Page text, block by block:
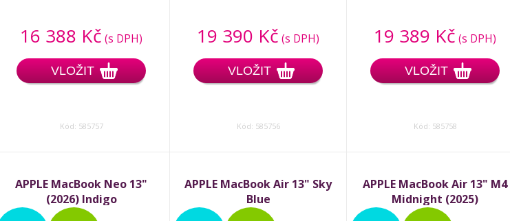
16 388 Kč (s DPH)
VLOŽIT
Kód: 585757
19 390 Kč (s DPH)
VLOŽIT
Kód: 585756
19 389 Kč (s DPH)
VLOŽIT
Kód: 585758
APPLE MacBook Neo 13"
(2026) Indigo
APPLE MacBook Air 13" Sky
Blue
APPLE MacBook Air 13" M4
Midnight (2025)